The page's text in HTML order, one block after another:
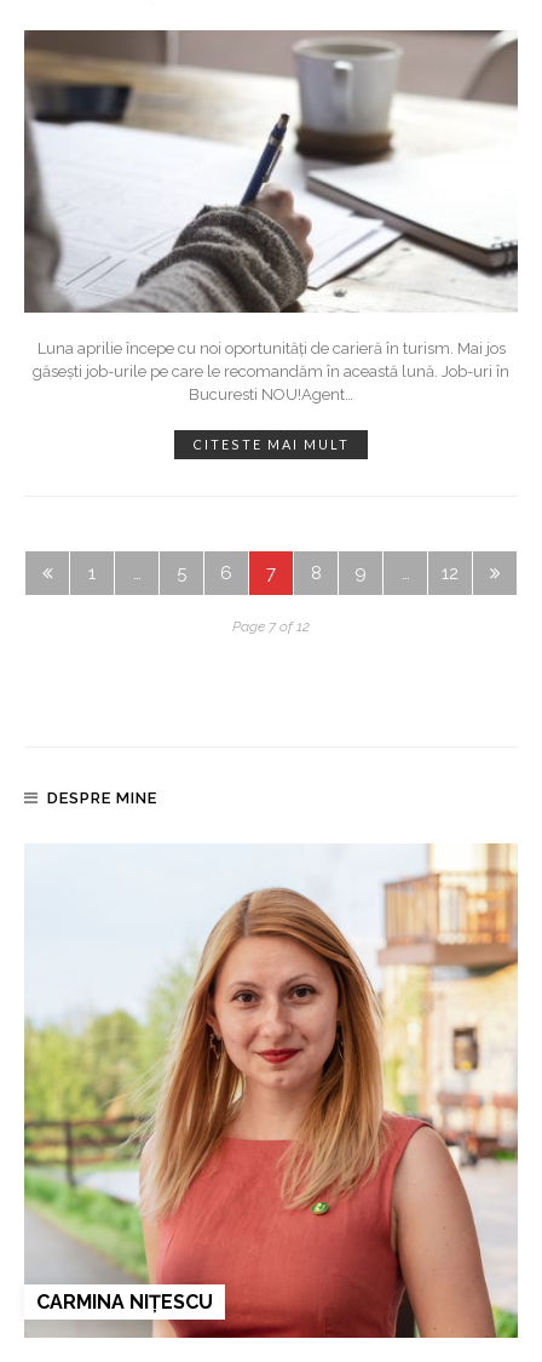
Luna aprilie începe cu noi oportunități de carieră în turism. Mai jos
găsești job-urile pe care le recomandăm în această lună. Job-uri în
Bucuresti NOU!Agent
CITESTE MAI MULT
1 … 5 6 7 8 9 … 12
Page 7 of 12
DESPRE MINE
CARMINA NIȚESCU